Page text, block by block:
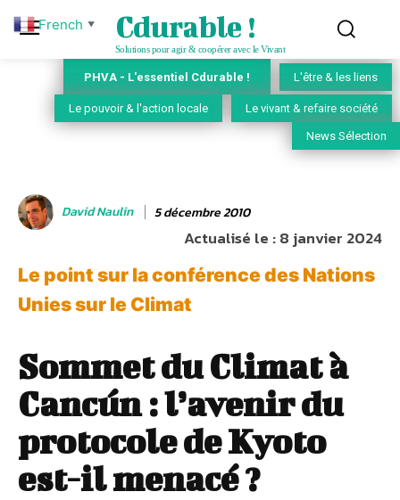
Cdurable !
Solutions pour agir & coopérer avec le Vivant
PHVA - L'essentiel Cdurable ! L'être & les liens
Le pouvoir & l'action locale Le vivant & refaire société
News Sélection
David Naulin 5 décembre 2010
Actualisé le :8 janvier 2024
Le point sur la conférence des Nations
Unies sur le Climat
Sommet du Climat à
Cancún : l’avenir du
protocole de Kyoto
est-il menacé ?
French ▼